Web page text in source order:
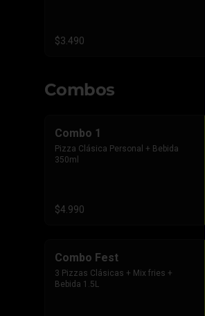
$3.490
Combos
Combo 1
Pizza Clásica Personal + Bebida
350ml
$4.990
Combo Fest
3 Pizzas Clásicas + Mix fries +
Bebida 1.5L